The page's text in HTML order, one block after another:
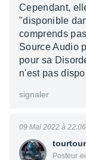
Cependant,
"disponible
comprends
Source Audio
pour sa
n'est pas
signaler
tourtour
09 Mai 2022 à 22:06